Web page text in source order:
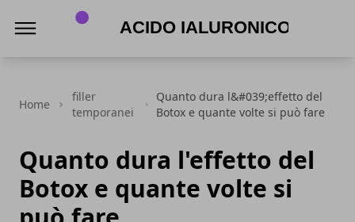
Home
filler
temporanei
Quanto dura l&#039;effetto del
Botox e quante volte si può fare
Quanto dura l'effetto del
Botox e quante volte si